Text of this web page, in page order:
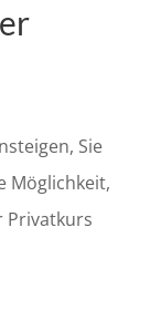
Sie
Möglichkeit,
Privatkurs